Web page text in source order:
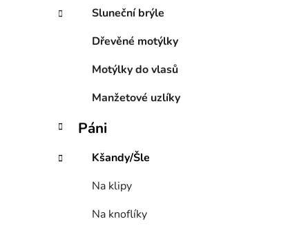
Sluneční brýle
Dřevěné motýlky
Motýlky do vlasů
Manžetové uzlíky
Páni
Kšandy/Šle
Na klipy
Na knoflíky